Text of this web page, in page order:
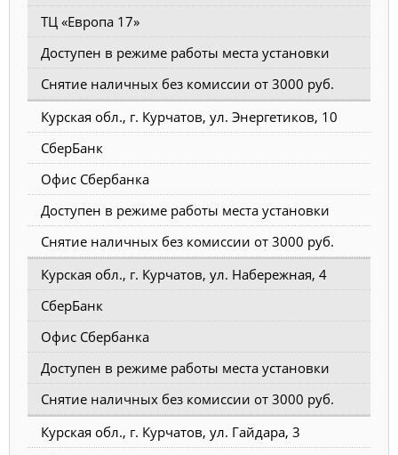
ТЦ «Европа 17»
Доступен в режиме работы места установки
Снятие наличных без комиссии от 3000 руб.
Курская обл., г. Курчатов, ул. Энергетиков, 10
СберБанк
Офис Сбербанка
Доступен в режиме работы места установки
Снятие наличных без комиссии от 3000 руб.
Курская обл., г. Курчатов, ул. Набережная, 4
СберБанк
Офис Сбербанка
Доступен в режиме работы места установки
Снятие наличных без комиссии от 3000 руб.
Курская обл., г. Курчатов, ул. Гайдара, 3